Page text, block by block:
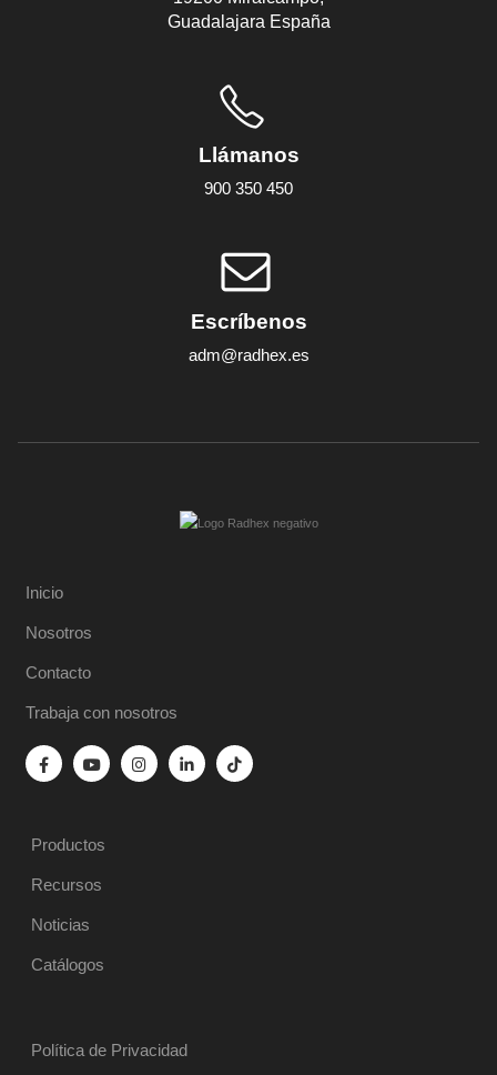
Guadalajara España
Llámanos
900 350 450
Escríbenos
adm@radhex.es
Inicio
Nosotros
Contacto
Trabaja con nosotros
Productos
Recursos
Noticias
Catálogos
Política de Privacidad